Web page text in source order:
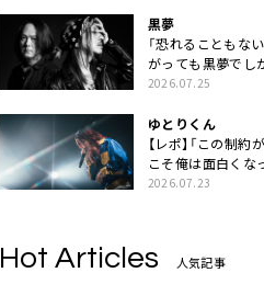
黒夢
「恐れることもな
がっても黒夢でし
2026.07.25
ゆとりくん
【レポ】「この制約
こそ俺は面白くな
2026.07.23
Hot Articles 人気記事